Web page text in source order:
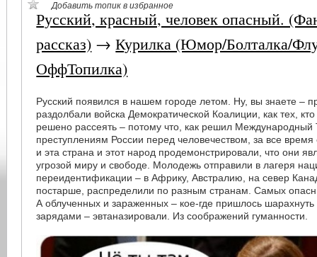
Добавить топик в избранное
Русский, красный, человек опасный.
рассказ) →Курилка (Юмор/Болталка/
ОффТопилка)
Русский появился в нашем городе летом. Ну, вы знаете –
раздолбали войска Демократической Коалиции, как тех,
решено рассеять – потому что, как решил Международный
преступлениям России перед человечеством, за все время
и эта страна и этот народ продемонстрировали, что они
угрозой миру и свободе. Молодежь отправили в лагеря
переидентификации – в Африку, Австралию, на север
постарше, распределили по разным странам. Самых
А облученных и зараженных – кое-где пришлось
зарядами – эвтаназировали. Из соображений гуманности.